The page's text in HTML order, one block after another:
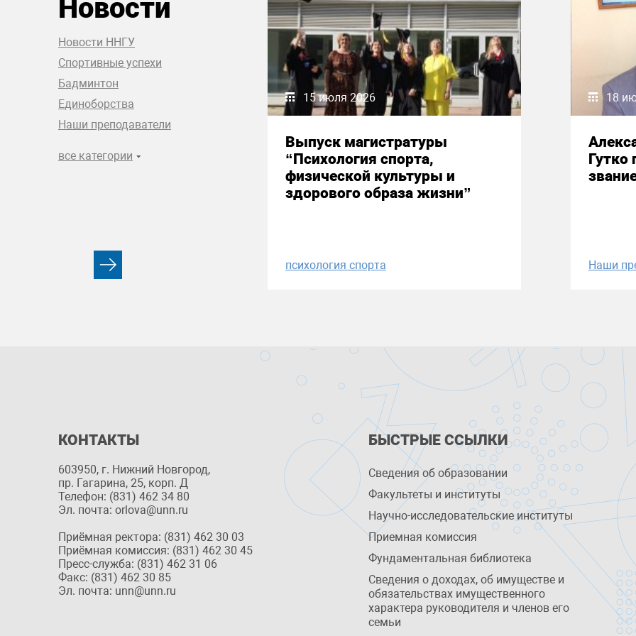
Новости
Новости ННГУ
Спортивные успехи
Бадминтон
Единоборства
Наши преподаватели
все категории
15 июля 2026
Выпуск магистратуры
“Психология спорта,
физической культуры и
здорового образа жизни”
психология спорта
18
Гутко
Наши
КОНТАКТЫ
603950, г. Нижний Новгород,
пр. Гагарина, 25, корп. Д
Телефон: (831) 462 34 80
Эл. почта: orlova@unn.ru
Приёмная ректора: (831) 462 30 03
Приёмная комиссия: (831) 462 30 45
Пресс-служба: (831) 462 31 06
Факс: (831) 462 30 85
Эл. почта: unn@unn.ru
БЫСТРЫЕ ССЫЛКИ
Сведения об образовании
Факультеты и институты
Научно-исследовательские институты
Приемная комиссия
Фундаментальная библиотека
Сведения о доходах, об имуществе и
обязательствах имущественного
характера руководителя и членов его
семьи